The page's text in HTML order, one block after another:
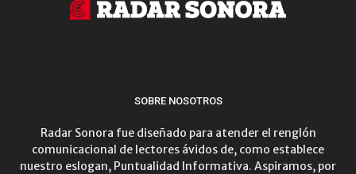
SOBRE NOSOTROS
Radar Sonora fue diseñado para atender el renglón
comunicacional de lectores ávidos de, como establece
nuestro eslogan, Puntualidad Informativa. Aspiramos, por